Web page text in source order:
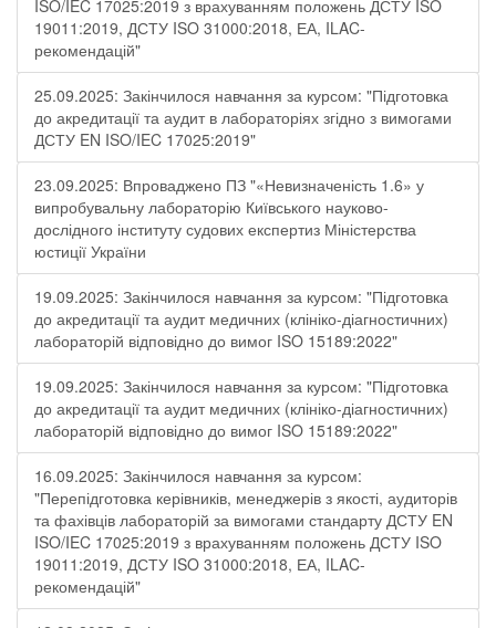
ISO/IEC 17025:2019 з врахуванням положень ДСТУ ISO
19011:2019, ДСТУ ISO 31000:2018, ЕА, ILAC-
рекомендацій"
25.09.2025: Закінчилося навчання за курсом: "Підготовка
до акредитації та аудит в лабораторіях згідно з вимогами
ДСТУ EN ISO/IEC 17025:2019"
23.09.2025: Впроваджено ПЗ "«Невизначеність 1.6» у
випробувальну лабораторію Київського науково-
дослідного інституту судових експертиз Міністерства
юстиції України
19.09.2025: Закінчилося навчання за курсом: "Підготовка
до акредитації та аудит медичних (клініко-діагностичних)
лабораторій відповідно до вимог ISO 15189:2022"
19.09.2025: Закінчилося навчання за курсом: "Підготовка
до акредитації та аудит медичних (клініко-діагностичних)
лабораторій відповідно до вимог ISO 15189:2022"
16.09.2025: Закінчилося навчання за курсом:
"Перепідготовка керівників, менеджерів з якості, аудиторів
та фахівців лабораторій за вимогами стандарту ДСТУ EN
ISO/IEC 17025:2019 з врахуванням положень ДСТУ ISO
19011:2019, ДСТУ ISO 31000:2018, ЕА, ILAC-
рекомендацій"